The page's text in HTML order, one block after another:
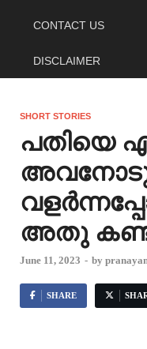
CONTACT US
DISCLAIMER
SHORT STORIES
പതിയെ
അതു
June 11, 2023 - by
SHARE